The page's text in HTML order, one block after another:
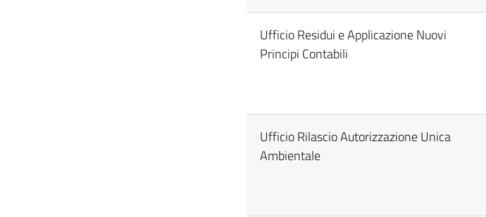
Ufficio Residui e Applicazione Nuovi
Principi Contabili
Ufficio Rilascio Autorizzazione Unica
Ambientale